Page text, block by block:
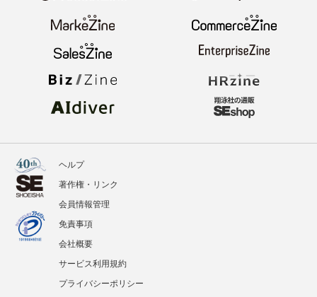
ヘルプ
著作権・リンク
会員情報管理
免責事項
会社概要
サービス利用規約
プライバシーポリシー